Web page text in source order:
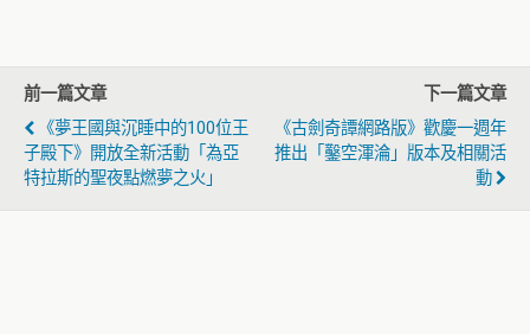
前一篇文章
《夢王國與沉睡中的100位王
子殿下》開放全新活動「為亞
特拉斯的聖夜點燃夢之火」
下一篇文章
《古劍奇譚網路版》歡慶一週年
推出「鑿空渾淪」版本及相關活
動